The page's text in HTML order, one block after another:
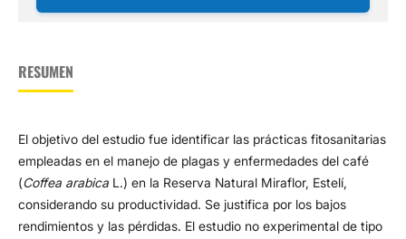
RESUMEN
El objetivo del estudio fue identificar las prácticas fitosanitarias
empleadas en el manejo de plagas y enfermedades del café
(Coffea arabicaL.) en la Reserva Natural Miraflor, Estelí,
considerando su productividad. Se justifica por los bajos
rendimientos y las pérdidas. El estudio no experimental de tipo